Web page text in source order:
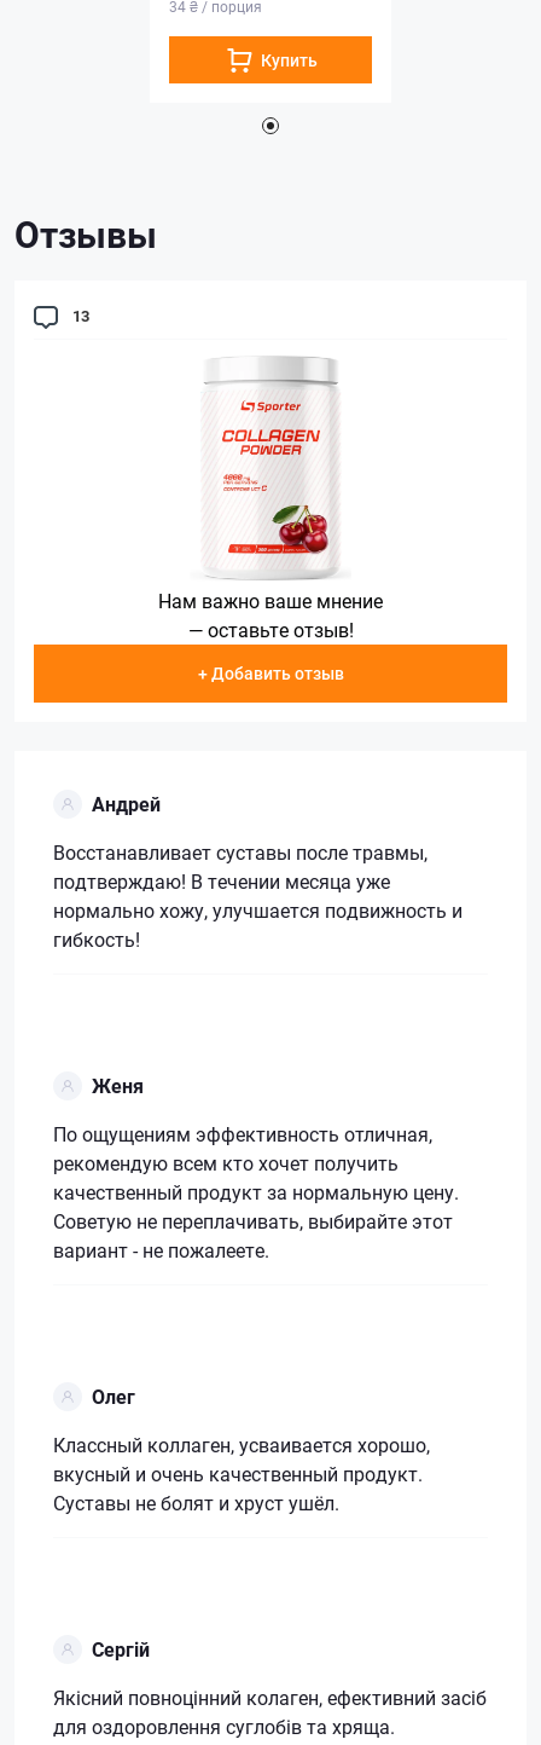
34 ₴ / порция
Купить
Отзывы
13
Нам важно ваше мнение
— оставьте отзыв!
+ Добавить отзыв
Андрей
Восстанавливает суставы после травмы,
подтверждаю! В течении месяца уже
нормально хожу, улучшается подвижность и
гибкость!
Женя
По ощущениям эффективность отличная,
рекомендую всем кто хочет получить
качественный продукт за нормальную цену.
Советую не переплачивать, выбирайте этот
вариант - не пожалеете.
Олег
Классный коллаген, усваивается хорошо,
вкусный и очень качественный продукт.
Суставы не болят и хруст ушёл.
Сергій
Якісний повноцінний колаген, ефективний засіб
для оздоровлення суглобів та хряща.